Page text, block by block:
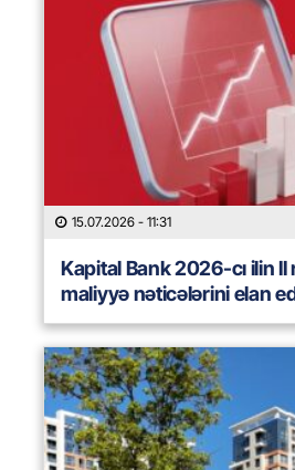
15.07.2026 - 11:31
Kapital Bank 2026-cı ilin
maliyyə nəticələrini elan